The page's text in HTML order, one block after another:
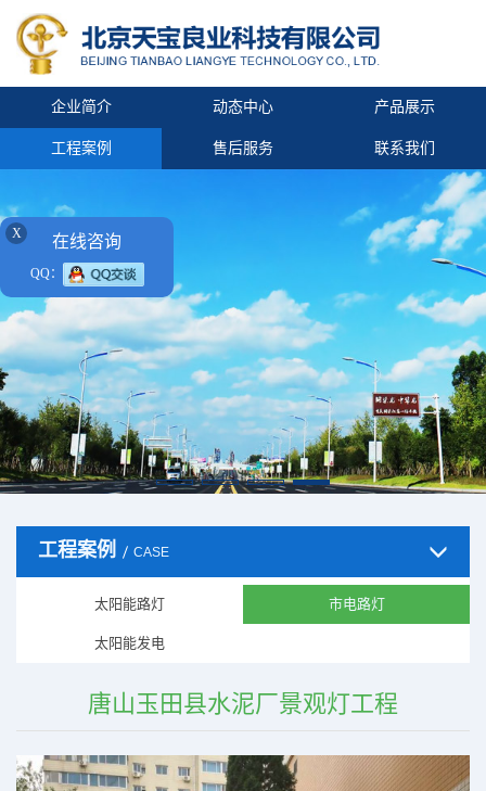
企业简介 动态中心 产品展示
工程案例 售后服务 联系我们
工程案例 CASE
太阳能路灯 市电路灯
太阳能发电
唐山玉田县水泥厂景观灯工程
X 在线咨询
QQ：